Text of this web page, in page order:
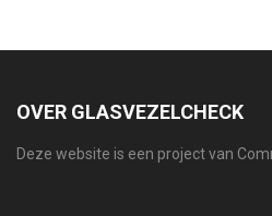
OVER GLASVEZELCHECK
Deze website is een project van